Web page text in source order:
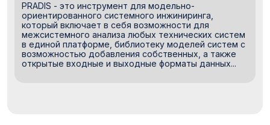
PRADIS - это инструмент для модельно-
ориентированного системного инжиниринга,
который включает в себя возможности для
межсистемного анализа любых технических систем
в единой платформе, библиотеку моделей систем с
возможностью добавления собственных, а также
открытые входные и выходные форматы данных...